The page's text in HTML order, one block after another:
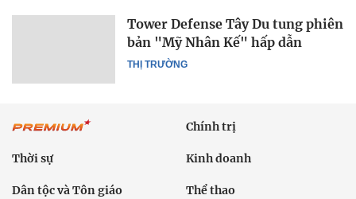
THỊ TRƯỜNG
Tower Defense Tây Du tung phiên
bản "Mỹ Nhân Kế" hấp dẫn
Chính trị
Thời sự Kinh doanh
Dân tộc và Tôn giáo Thể thao